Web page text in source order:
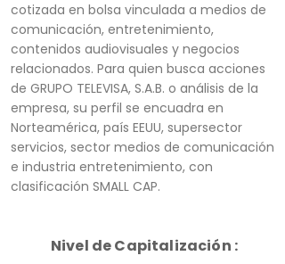
cotizada en bolsa vinculada a medios de
comunicación, entretenimiento,
contenidos audiovisuales y negocios
relacionados. Para quien busca acciones
de GRUPO TELEVISA, S.A.B. o análisis de la
empresa, su perfil se encuadra en
Norteamérica, país EEUU, supersector
servicios, sector medios de comunicación
e industria entretenimiento, con
clasificación SMALL CAP.
Nivel de Capitalización :